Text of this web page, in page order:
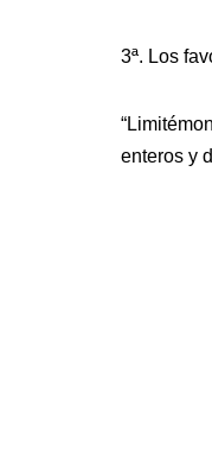
3ª. Los
enteros y